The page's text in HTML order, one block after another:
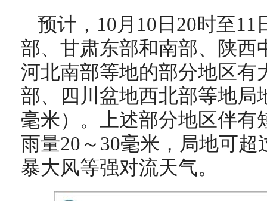
预计，10月10日20时至
部、甘肃东部和南部、陕西
河北南部等地的部分地区有
部、四川盆地西北部等地局
毫米）。上述部分地区伴有
雨量20～30毫米，局地可
暴大风等强对流天气。